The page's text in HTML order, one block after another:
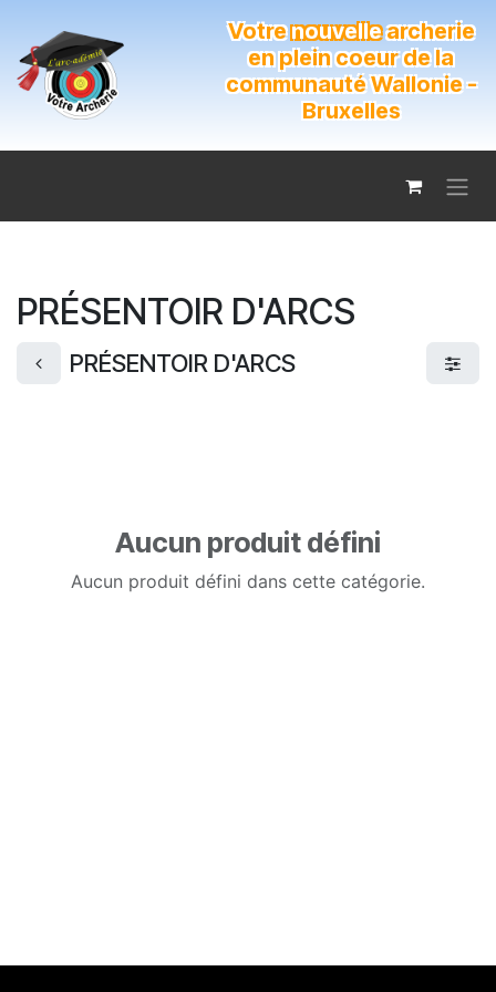
Votrenouvellearcherie
en plein coeur de la
communauté Wallonie -
Bruxelles
PRÉSENTOIR D'ARCS
PRÉSENTOIR D'ARCS
Aucun produit défini
Aucun produit défini dans cette catégorie.